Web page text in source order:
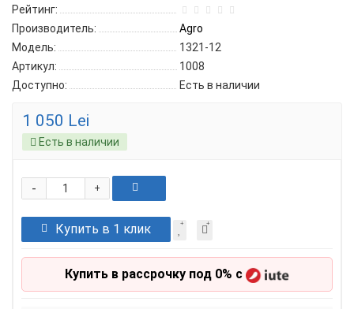
Рейтинг:
Производитель:
Agro
Модель:
1321-12
Артикул:
1008
Доступно:
Есть в наличии
1 050 Lei
Есть в наличии
+
-
Купить в 1 клик
Купить в рассрочку под 0% с